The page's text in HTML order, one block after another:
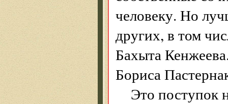
человеку. Но
других, в том
Бахыта
Бориса
Это поступок